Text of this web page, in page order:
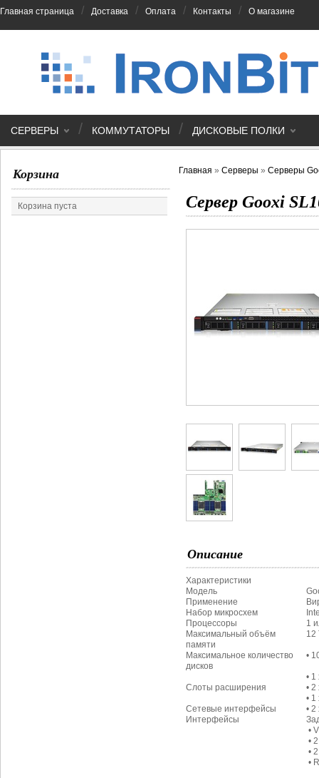
Главная страница / Доставка / Оплата / Контакты / О магазине
СЕРВЕРЫ / КОММУТАТОРЫ / ДИСКОВЫЕ ПОЛКИ
Корзина
Корзина пуста
Главная » Серверы » Серверы
Сервер Gooxi
Описание
Характеристики
Модель
Применение
Набор микросхем
Процессоры
1
Максимальный объём
памяти
12
Максимальное количество
дисков
•
•
Слоты расширения
•
•
Сетевые интерфейсы
•
Интерфейсы
•
•
•
•